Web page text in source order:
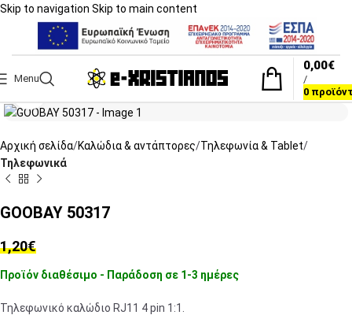
Skip to navigation Skip to main content
Menu
0
/
0,00€
Click to enlarge
Αρχική σελίδα Καλώδια & αντάπτορες Τηλεφωνία & Tablet
Τηλεφωνικά
GOOBAY 50317
1,20€
Προϊόν διαθέσιμο - Παράδοση σε 1-3 ημέρες
Τηλεφωνικό καλώδιο RJ11 4 pin 1:1.